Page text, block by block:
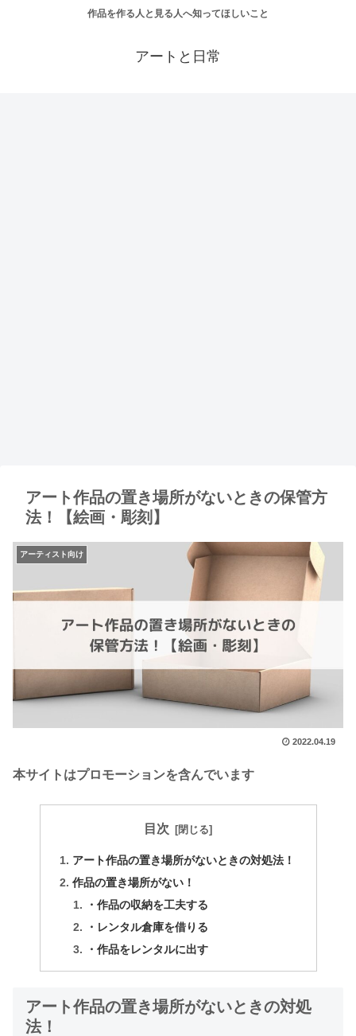
作品を作る人と見る人へ知ってほしいこと
アートと日常
アート作品の置き場所がないときの保管方
法！【絵画・彫刻】
アーティスト向け
2022.04.19
本サイトはプロモーションを含んでいます
目次
アート作品の置き場所がないときの対処法！
作品の置き場所がない！
・作品の収納を工夫する
・レンタル倉庫を借りる
・作品をレンタルに出す
アート作品の置き場所がないときの対処
法！